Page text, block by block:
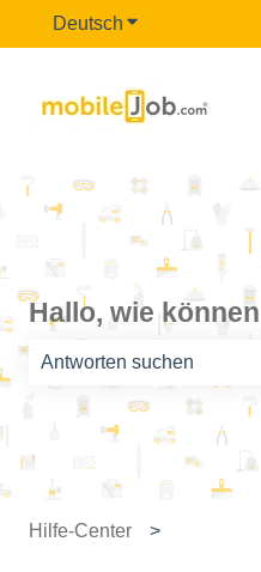
Deutsch Untermenü für
Hallo, wie
Es gibt keine
Hilfe-Center